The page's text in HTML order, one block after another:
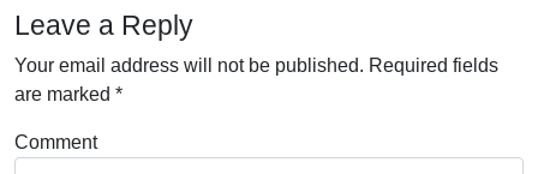
Leave a Reply
Your email address will not be published. Required fields
are marked *
Comment